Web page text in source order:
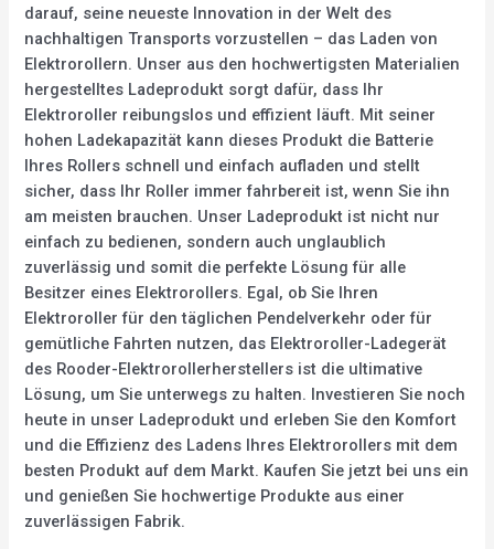
darauf, seine neueste Innovation in der Welt des
nachhaltigen Transports vorzustellen – das Laden von
Elektrorollern. Unser aus den hochwertigsten Materialien
hergestelltes Ladeprodukt sorgt dafür, dass Ihr
Elektroroller reibungslos und effizient läuft. Mit seiner
hohen Ladekapazität kann dieses Produkt die Batterie
Ihres Rollers schnell und einfach aufladen und stellt
sicher, dass Ihr Roller immer fahrbereit ist, wenn Sie ihn
am meisten brauchen. Unser Ladeprodukt ist nicht nur
einfach zu bedienen, sondern auch unglaublich
zuverlässig und somit die perfekte Lösung für alle
Besitzer eines Elektrorollers. Egal, ob Sie Ihren
Elektroroller für den täglichen Pendelverkehr oder für
gemütliche Fahrten nutzen, das Elektroroller-Ladegerät
des Rooder-Elektrorollerherstellers ist die ultimative
Lösung, um Sie unterwegs zu halten. Investieren Sie noch
heute in unser Ladeprodukt und erleben Sie den Komfort
und die Effizienz des Ladens Ihres Elektrorollers mit dem
besten Produkt auf dem Markt. Kaufen Sie jetzt bei uns ein
und genießen Sie hochwertige Produkte aus einer
zuverlässigen Fabrik.